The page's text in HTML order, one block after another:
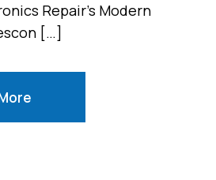
Repair’s Modern
[…]